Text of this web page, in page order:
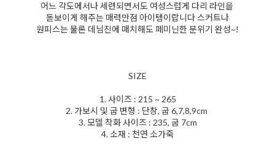
어느 각도에서나 세련되면서도 여성스럽게 다리 라인을
돋보이게 해주는 매력만점 아이템이랍니다 스커트나
원피스는 물론 데님진에 매치해도 페미닌한 분위기 완성~!
SIZE
1. 사이즈 : 215 ~ 265
2. 가보시 및 굽 변형 : 단창, 굽 6,7,8,9cm
3. 모델 착화 사이즈 : 235, 굽 7cm
4. 소재 : 천연 소가죽